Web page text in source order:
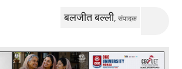
बलजीत बल्ली,संपादक